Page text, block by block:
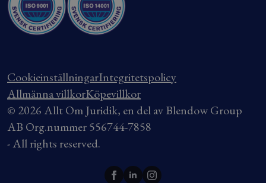
CookieinställningarIntegritetspolicy
Allmänna villkorKöpevillkor
© 2026 Allt Om Juridik, en del av Blendow Group
AB Org.nummer 556744-7858
- All rights reserved.